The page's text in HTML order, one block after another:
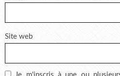
Site web